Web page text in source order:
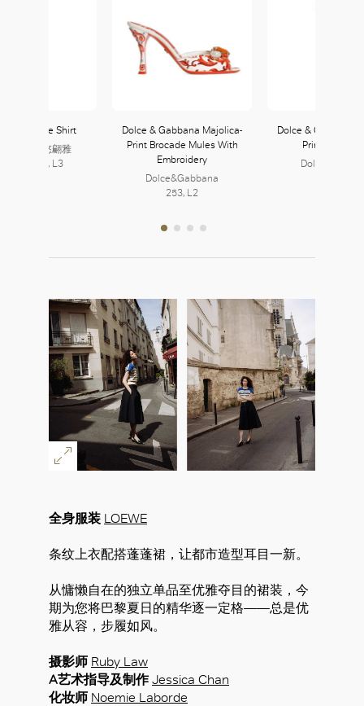
Marie Shirt
Piana 诺悠翩雅
L2 | 341, L3
Dolce & Gabbana Majolica-
Print Brocade Mules With
Embroidery
Dolce&Gabbana
253, L2
Dolce & Gabbana
Print Twill
全身服装 LOEWE
条纹上衣配搭蓬蓬裙，让都市造型耳目一新。
从慵懒自在的独立单品至优雅夺目的裙装，今
期为您将巴黎夏日的精华逐一定格——总是优
雅从容，步履如风。
摄影师 Ruby Law
A艺术指导及制作 Jessica Chan
化妆师 Noemie Laborde